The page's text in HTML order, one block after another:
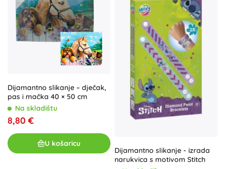
Dijamantno slikanje – dječak,
pas i mačka 40 × 50 cm
Na skladištu
8,80 €
U košaricu
Dijamantno slikanje - izrada
narukvica s motivom Stitch